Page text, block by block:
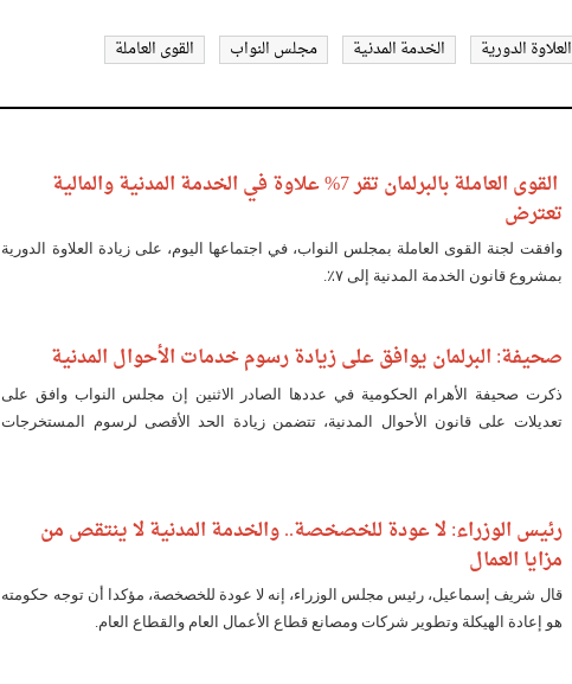
العلاوة الدورية الخدمة المدنية مجلس النواب القوى العاملة
القوى العاملة بالبرلمان تقر 7% علاوة في الخدمة المدنية والمالية
تعترض
وافقت لجنة القوى العاملة بمجلس النواب، في اجتماعها اليوم، على زيادة العلاوة الدورية
بمشروع قانون الخدمة المدنية إلى ٧٪.
صحيفة: البرلمان يوافق على زيادة رسوم خدمات الأحوال المدنية
ذكرت صحيفة الأهرام الحكومية في عددها الصادر الاثنين إن مجلس النواب وافق على
تعديلات على قانون الأحوال المدنية، تتضمن زيادة الحد الأقصى لرسوم المستخرجات
رئيس الوزراء: لا عودة للخصخصة.. والخدمة المدنية لا ينتقص من
مزايا العمال
قال شريف إسماعيل، رئيس مجلس الوزراء، إنه لا عودة للخصخصة، مؤكدا أن توجه حكومته
هو إعادة الهيكلة وتطوير شركات ومصانع قطاع الأعمال العام والقطاع العام.